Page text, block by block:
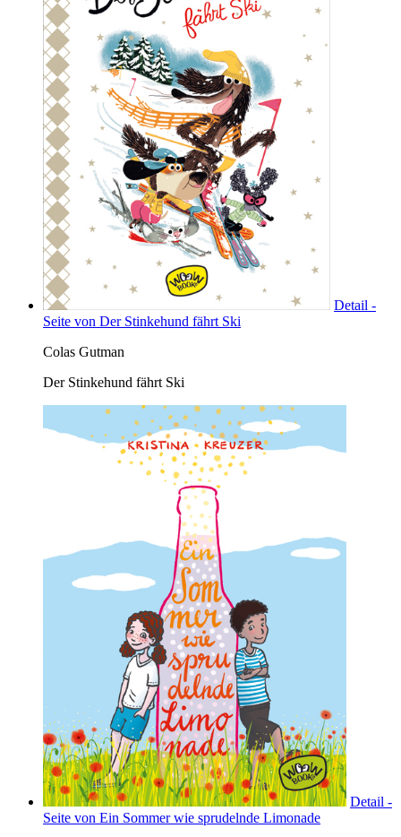
Detail -
Seite von Der Stinkehund fährt Ski
Colas Gutman
Der Stinkehund fährt Ski
Detail -
Seite von Ein Sommer wie sprudelnde Limonade